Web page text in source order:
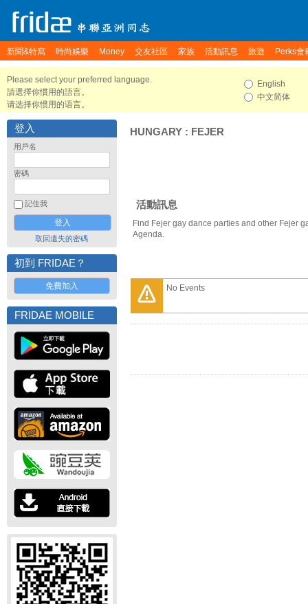
新聞&特寫 時尚娛樂 Money 交友社區 家族 活動訊息 旅遊 Perks會
Please select your preferred language.
請選擇你慣用的語言。
请选择你惯用的语言。
English
中文简体
登入
用戶名
密碼
記住我
取回遺失的密碼
初到 FRIDAE？
免費加入
FRIDAE MOBILE
HUNGARY : FEJER
活動訊息
Find Fejer gay dance parties and other Fejer
Agenda.
No Events